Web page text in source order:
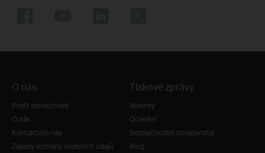
O nás
Profil společnosti
O nás
Kontaktujte nás
Zásady ochrany osobních údajů
Tiskové zprávy
Novinky
Ocenění
Bezpečnostní poradenství
Blog